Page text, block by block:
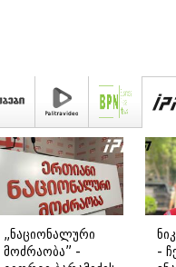
„ნაციონალური
მოძრაობა” -
-